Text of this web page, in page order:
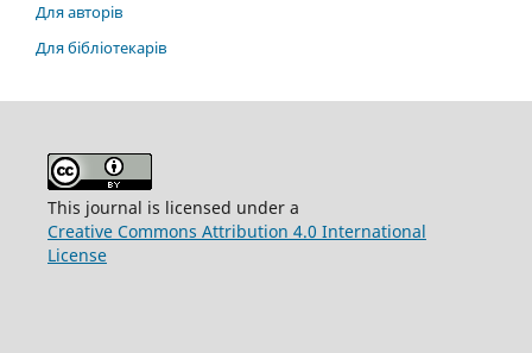
Для авторів
Для бібліотекарів
This journal is licensed under a
Creative Commons Attribution 4.0 International
License